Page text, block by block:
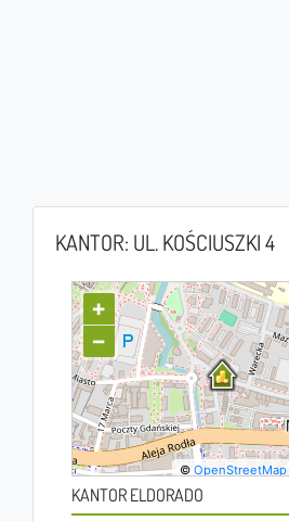
KANTOR: UL. KOŚCIUSZKI 4
+
−
©OpenStreetMap
KANTOR ELDORADO